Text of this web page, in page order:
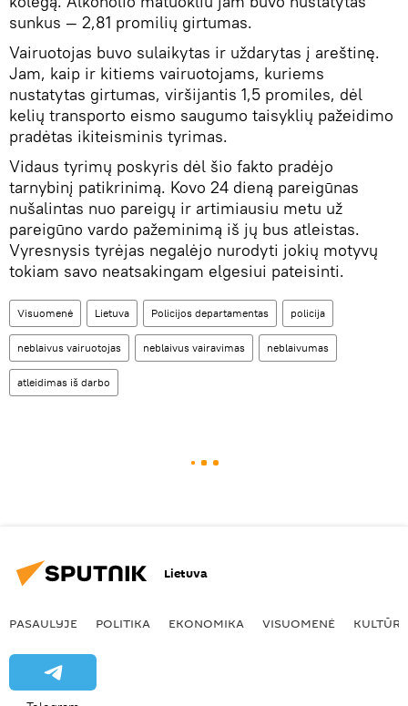
sunkus — 2,81 promilių girtumas.
Vairuotojas buvo sulaikytas ir uždarytas į areštinę.
Jam, kaip ir kitiems vairuotojams, kuriems
nustatytas girtumas, viršijantis 1,5 promiles, dėl
kelių transporto eismo saugumo taisyklių pažeidimo
pradėtas ikiteisminis tyrimas.
Vidaus tyrimų poskyris dėl šio fakto pradėjo
tarnybinį patikrinimą. Kovo 24 dieną pareigūnas
nušalintas nuo pareigų ir artimiausiu metu už
pareigūno vardo pažeminimą iš jų bus atleistas.
Vyresnysis tyrėjas negalėjo nurodyti jokių motyvų
tokiam savo neatsakingam elgesiui pateisinti.
Visuomenė Lietuva Policijos departamentas policija
neblaivus vairuotojas neblaivus vairavimas neblaivumas
atleidimas iš darbo
Lietuva
PASAULYJE POLITIKA EKONOMIKA VISUOMENĖ KULTŪRA